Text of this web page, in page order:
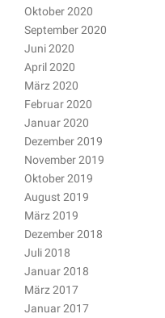
Oktober 2020
September 2020
Juni 2020
April 2020
März 2020
Februar 2020
Januar 2020
Dezember 2019
November 2019
Oktober 2019
August 2019
März 2019
Dezember 2018
Juli 2018
Januar 2018
März 2017
Januar 2017